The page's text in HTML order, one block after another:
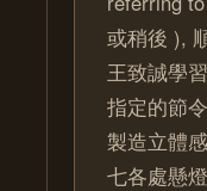
或稍後 ),
王致誠學
指定的節
製造立體
七各處懸